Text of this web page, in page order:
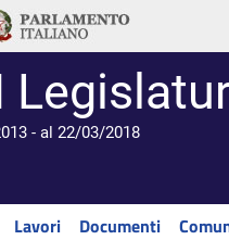
- al 22/03/2018
Lavori Documenti